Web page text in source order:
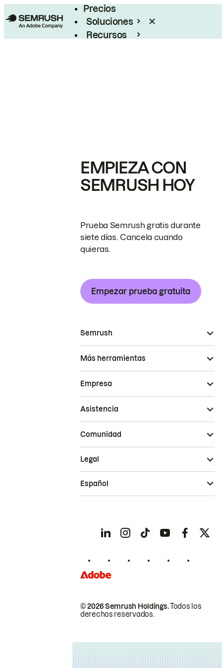
Precios
Soluciones
Recursos
EMPIEZA CON
SEMRUSH HOY
Prueba Semrush gratis durante
siete días. Cancela cuando
quieras.
Empezar prueba gratuita
Semrush
Más herramientas
Empresa
Asistencia
Comunidad
© 2026 Semrush Holdings.Todos los
derechos reservados.
Legal
Español